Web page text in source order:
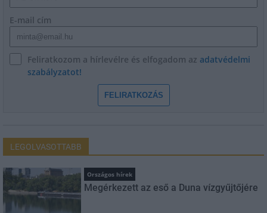
E-mail cím
Feliratkozom a hírlevélre és elfogadom az adatvédelmi
szabályzatot!
FELIRATKOZÁS
LEGOLVASOTTABB
Országos hírek
Megérkezett az eső a Duna vízgyűjtőjére